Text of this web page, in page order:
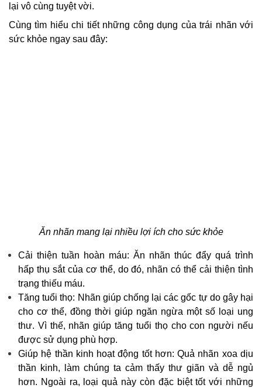
lại vô cùng tuyệt vời.
Cùng tìm hiểu chi tiết những công dụng của trái nhãn với
sức khỏe ngay sau đây:
Ăn nhãn mang lại nhiều lợi ích cho sức khỏe
Cải thiện tuần hoàn máu: Ăn nhãn thúc đẩy quá trình
hấp thụ sắt của cơ thể, do đó, nhãn có thể cải thiện tình
trạng thiếu máu.
Tăng tuổi thọ: Nhãn giúp chống lại các gốc tự do gây hại
cho cơ thể, đồng thời giúp ngăn ngừa một số loại ung
thư. Vì thế, nhãn giúp tăng tuổi thọ cho con người nếu
được sử dụng phù hợp.
Giúp hệ thần kinh hoạt động tốt hơn: Quả nhãn xoa dịu
thần kinh, làm chúng ta cảm thấy thư giãn và dễ ngủ
hơn. Ngoài ra, loại quả này còn đặc biệt tốt với những